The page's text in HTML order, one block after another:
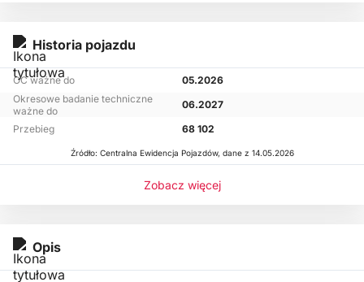
Historia pojazdu
OC ważne do
05.2026
Okresowe badanie techniczne
ważne do
06.2027
Przebieg
68 102
Źródło: Centralna Ewidencja Pojazdów, dane z 14.05.2026
Zobacz więcej
Opis